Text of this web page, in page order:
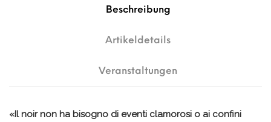
Beschreibung
Artikeldetails
Veranstaltungen
«Il noir non ha bisogno di eventi clamorosi o ai confini